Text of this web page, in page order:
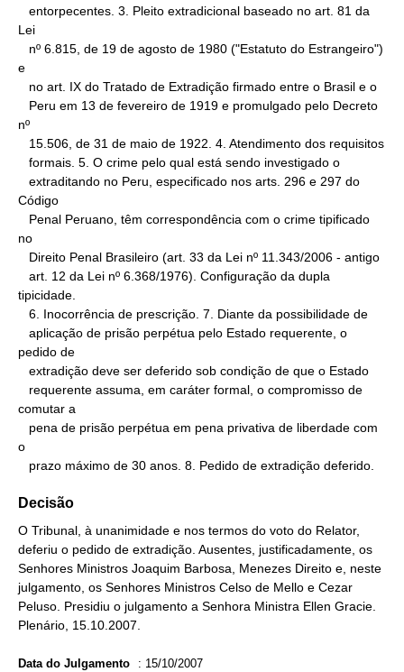
Lei
e
nº
Código
no
tipicidade.
pedido de
comutar a
o
   prazo máximo de 30 anos. 8. Pedido de extradição deferido.
Decisão
O Tribunal, à unanimidade e nos termos do voto do Relator,
deferiu o pedido de extradição. Ausentes, justificadamente, os
Senhores Ministros Joaquim Barbosa, Menezes Direito e, neste
julgamento, os Senhores Ministros Celso de Mello e Cezar
Peluso. Presidiu o julgamento a Senhora Ministra Ellen Gracie.
Plenário, 15.10.2007.
Data do Julgamento : 15/10/2007